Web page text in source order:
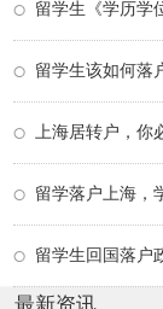
留学生该如何落
上海居转户，你
留学生回国落户
最新资讯